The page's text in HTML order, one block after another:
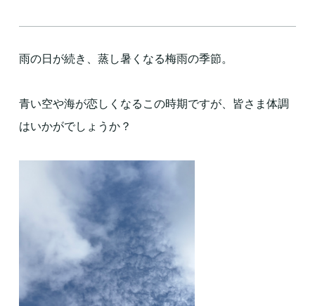
雨の日が続き、蒸し暑くなる梅雨の季節。
青い空や海が恋しくなるこの時期ですが、皆さま体調
はいかがでしょうか？